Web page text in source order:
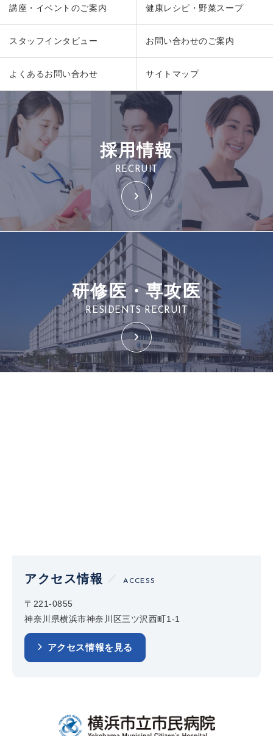
講座・イベントのご案内 健康レシピ・野菜スープ
スタッフインタビュー お問い合わせのご案内
よくあるお問い合わせ サイトマップ
採用情報
RECRUIT
研修医・専攻医
RESIDENTS RECRUIT
アクセス情報 ACCESS
〒221-0855
神奈川県横浜市神奈川区三ツ沢西町1-1
アクセス情報を見る